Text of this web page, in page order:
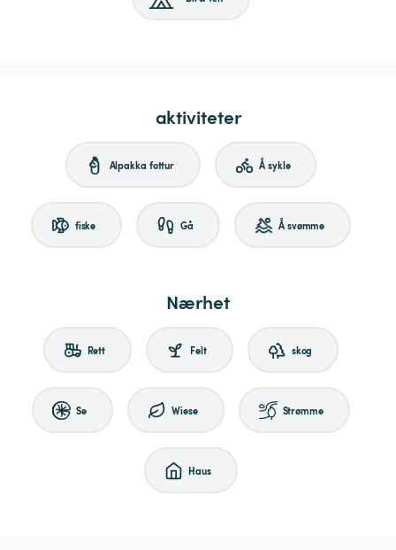
aktiviteter
Alpakka fottur Å sykle
fiske Gå Å svømme
Nærhet
Rett Felt skog
Se Wiese Strømme
Haus